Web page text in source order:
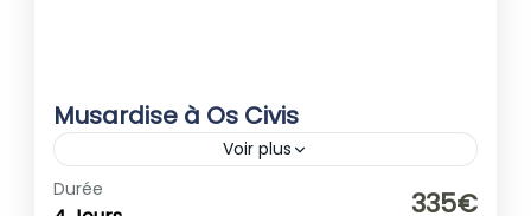
Musardise à Os Civis
Voir plus
Andorre
Durée 335€